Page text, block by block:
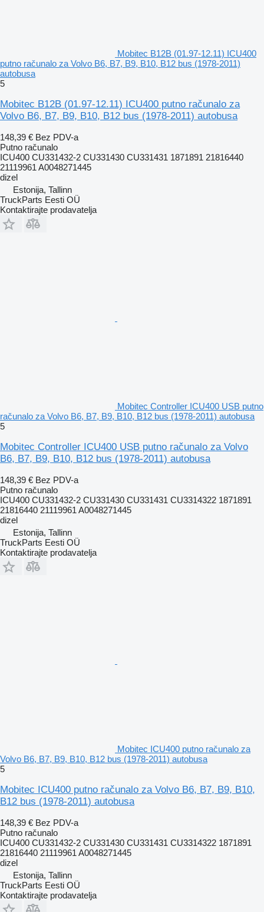
Mobitec B12B (01.97-12.11) ICU400
putno računalo za Volvo B6, B7, B9, B10, B12 bus (1978-2011)
autobusa
5
Mobitec B12B (01.97-12.11) ICU400 putno računalo za
Volvo B6, B7, B9, B10, B12 bus (1978-2011) autobusa
148,39 € Bez PDV-a
Putno računalo
ICU400 CU331432-2 CU331430 CU331431 1871891 21816440
21119961 A0048271445
dizel
Estonija, Tallinn
TruckParts Eesti OÜ
Kontaktirajte prodavatelja
Mobitec Controller ICU400 USB putno
računalo za Volvo B6, B7, B9, B10, B12 bus (1978-2011) autobusa
5
Mobitec Controller ICU400 USB putno računalo za Volvo
B6, B7, B9, B10, B12 bus (1978-2011) autobusa
148,39 € Bez PDV-a
Putno računalo
ICU400 CU331432-2 CU331430 CU331431 CU3314322 1871891
21816440 21119961 A0048271445
dizel
Estonija, Tallinn
TruckParts Eesti OÜ
Kontaktirajte prodavatelja
Mobitec ICU400 putno računalo za
Volvo B6, B7, B9, B10, B12 bus (1978-2011) autobusa
5
Mobitec ICU400 putno računalo za Volvo B6, B7, B9, B10,
B12 bus (1978-2011) autobusa
148,39 € Bez PDV-a
Putno računalo
ICU400 CU331432-2 CU331430 CU331431 CU3314322 1871891
21816440 21119961 A0048271445
dizel
Estonija, Tallinn
TruckParts Eesti OÜ
Kontaktirajte prodavatelja